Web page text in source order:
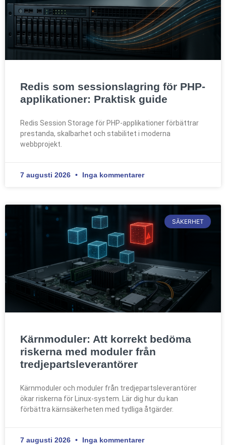
Redis som sessionslagring för PHP-
applikationer: Praktisk guide
Redis Session Storage för PHP-applikationer förbättrar
prestanda, skalbarhet och stabilitet i moderna
webbprojekt.
7 augusti 2026 Inga kommentarer
SÄKERHET
Kärnmoduler: Att korrekt bedöma
riskerna med moduler från
tredjepartsleverantörer
Kärnmoduler och moduler från tredjepartsleverantörer
ökar riskerna för Linux-system. Lär dig hur du kan
förbättra kärnsäkerheten med tydliga åtgärder.
7 augusti 2026 Inga kommentarer